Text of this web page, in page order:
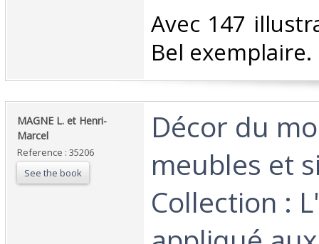
‎Avec 147
Bel exemplaire.‎
‎MAGNE L. et Henri-
Marcel‎
Reference : 35206
See the book
‎Décor du
meubles et
Collection :